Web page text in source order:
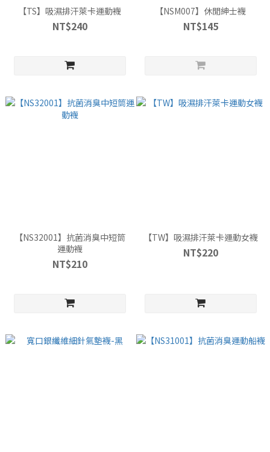
【TS】吸濕排汗萊卡運動襪
NT$240
【NSM007】休閒紳士襪
NT$145
【NS32001】抗菌消臭中短筒
運動襪
NT$210
【TW】吸濕排汗萊卡運動女襪
NT$220